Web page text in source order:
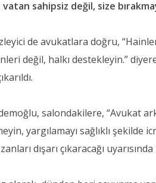
sahipsiz değil, size
de avukatlara doğru,
değil, halkı destekleyin.”
salondakilere, “Avukat
yargılamayı sağlıklı şekilde
dışarı çıkaracağı